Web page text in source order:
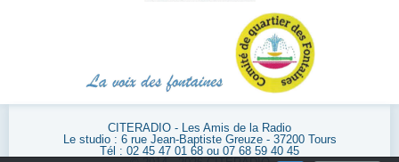
CITERADIO - Les Amis de la Radio
Le studio : 6 rue Jean-Baptiste Greuze - 37200 Tours
Tél : 02 45 47 01 68 ou 07 68 59 40 45